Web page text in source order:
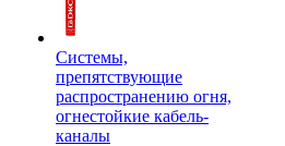
Системы,
препятствующие
распространению огня,
огнестойкие кабель-
каналы